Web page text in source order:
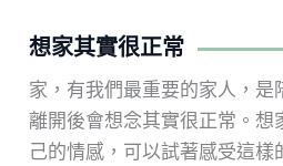
想家其實很正常
家，有我們最重要的家人，是
離開後會想念其實很正常。想
己的情感，可以試著感受這樣